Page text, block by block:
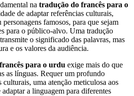
na tradução do francês para o
de adaptar referências culturais,
famosos, para que sejam
para o público-alvo. Uma tradução
o significado das palavras, mas
e os valores da audiência.
para o urdu exige mais do que
as línguas. Requer um profundo
culturais, uma atenção meticulosa aos
adaptar a linguagem para diferentes